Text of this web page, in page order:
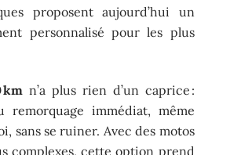
proposent aujourd’hui un
personnalisé pour les plus
km n’a plus rien d’un caprice :
remorquage immédiat, même
sans se ruiner. Avec des motos
complexes, cette option prend